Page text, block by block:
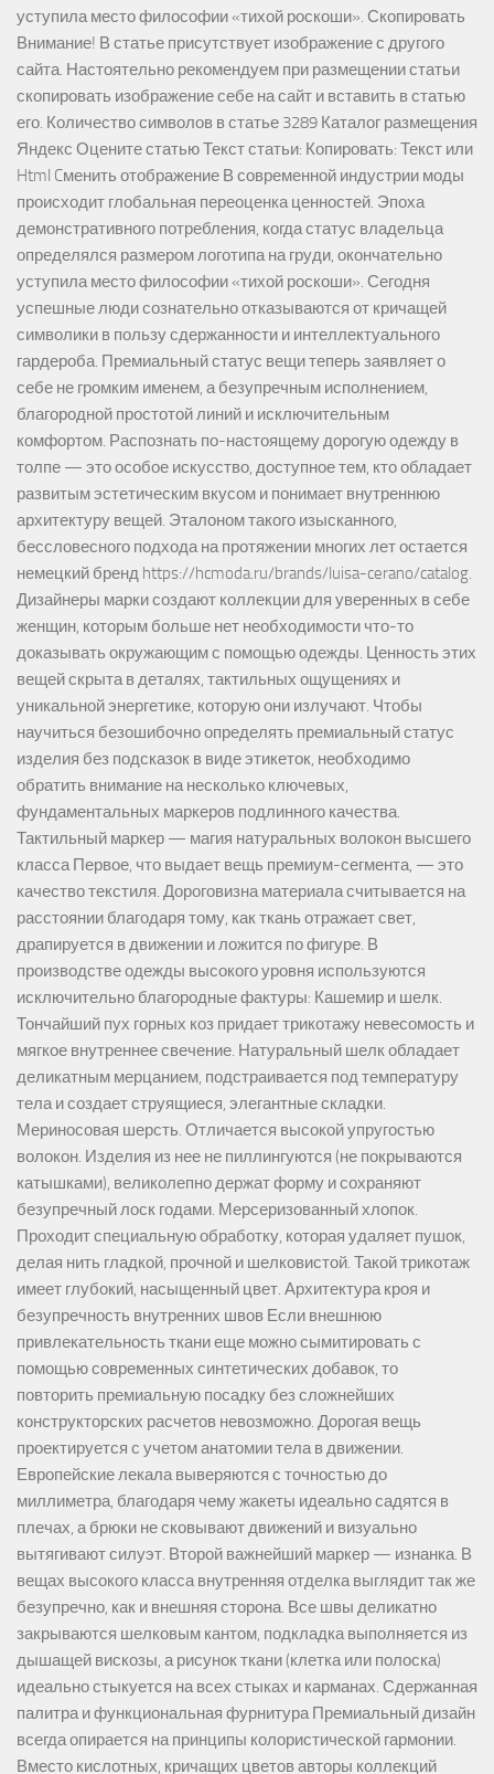
уступила место философии «тихой роскоши». Скопировать
Внимание! В статье присутствует изображение с другого
сайта. Настоятельно рекомендуем при размещении статьи
скопировать изображение себе на сайт и вставить в статью
его. Количество символов в статье 3289 Каталог размещения
Яндекс Оцените статью Текст статьи: Копировать: Текст или
Html Cменить отображение В современной индустрии моды
происходит глобальная переоценка ценностей. Эпоха
демонстративного потребления, когда статус владельца
определялся размером логотипа на груди, окончательно
уступила место философии «тихой роскоши». Сегодня
успешные люди сознательно отказываются от кричащей
символики в пользу сдержанности и интеллектуального
гардероба. Премиальный статус вещи теперь заявляет о
себе не громким именем, а безупречным исполнением,
благородной простотой линий и исключительным
комфортом. Распознать по-настоящему дорогую одежду в
толпе — это особое искусство, доступное тем, кто обладает
развитым эстетическим вкусом и понимает внутреннюю
архитектуру вещей. Эталоном такого изысканного,
бессловесного подхода на протяжении многих лет остается
немецкий бренд https://hcmoda.ru/brands/luisa-cerano/catalog.
Дизайнеры марки создают коллекции для уверенных в себе
женщин, которым больше нет необходимости что-то
доказывать окружающим с помощью одежды. Ценность этих
вещей скрыта в деталях, тактильных ощущениях и
уникальной энергетике, которую они излучают. Чтобы
научиться безошибочно определять премиальный статус
изделия без подсказок в виде этикеток, необходимо
обратить внимание на несколько ключевых,
фундаментальных маркеров подлинного качества.
Тактильный маркер — магия натуральных волокон высшего
класса Первое, что выдает вещь премиум-сегмента, — это
качество текстиля. Дороговизна материала считывается на
расстоянии благодаря тому, как ткань отражает свет,
драпируется в движении и ложится по фигуре. В
производстве одежды высокого уровня используются
исключительно благородные фактуры: Кашемир и шелк.
Тончайший пух горных коз придает трикотажу невесомость и
мягкое внутреннее свечение. Натуральный шелк обладает
деликатным мерцанием, подстраивается под температуру
тела и создает струящиеся, элегантные складки.
Мериносовая шерсть. Отличается высокой упругостью
волокон. Изделия из нее не пиллингуются (не покрываются
катышками), великолепно держат форму и сохраняют
безупречный лоск годами. Мерсеризованный хлопок.
Проходит специальную обработку, которая удаляет пушок,
делая нить гладкой, прочной и шелковистой. Такой трикотаж
имеет глубокий, насыщенный цвет. Архитектура кроя и
безупречность внутренних швов Если внешнюю
привлекательность ткани еще можно сымитировать с
помощью современных синтетических добавок, то
повторить премиальную посадку без сложнейших
конструкторских расчетов невозможно. Дорогая вещь
проектируется с учетом анатомии тела в движении.
Европейские лекала выверяются с точностью до
миллиметра, благодаря чему жакеты идеально садятся в
плечах, а брюки не сковывают движений и визуально
вытягивают силуэт. Второй важнейший маркер — изнанка. В
вещах высокого класса внутренняя отделка выглядит так же
безупречно, как и внешняя сторона. Все швы деликатно
закрываются шелковым кантом, подкладка выполняется из
дышащей вискозы, а рисунок ткани (клетка или полоска)
идеально стыкуется на всех стыках и карманах. Сдержанная
палитра и функциональная фурнитура Премиальный дизайн
всегда опирается на принципы колористической гармонии.
Вместо кислотных, кричащих цветов авторы коллекций